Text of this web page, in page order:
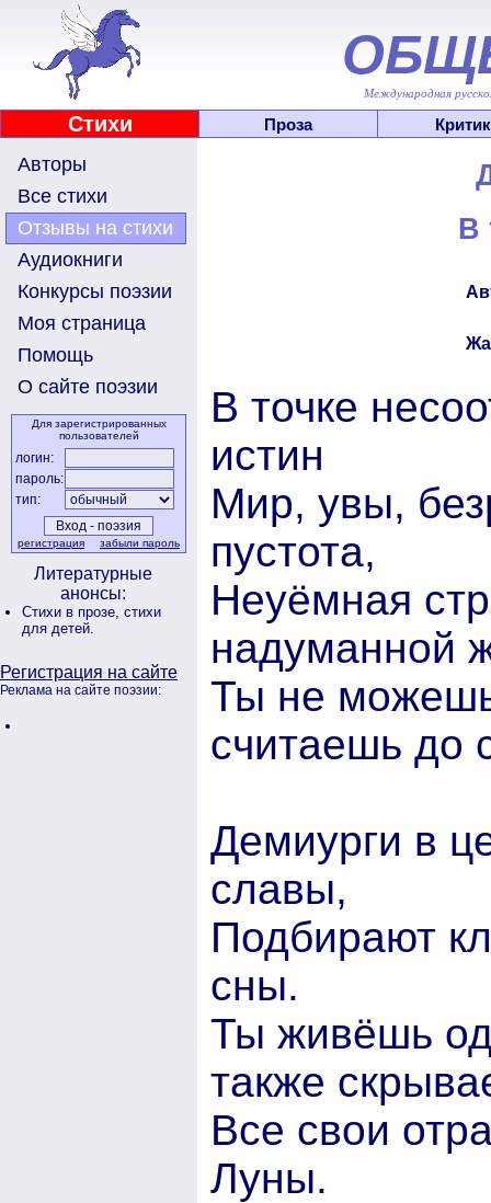
Международная
Стихи Проза
Авторы
Все стихи
Отзывы на стихи
Аудиокниги
Конкурсы поэзии
Моя страница
Помощь
О сайте поэзии
Для зарегистрированных
пользователей
логин:
пароль:
тип:
регистрация забыли пароль
Литературные
анонсы:
Стихи в прозе, стихи
для детей.
Регистрация на сайте
Реклама на сайте поэзии:
В
В точке
истин
Мир, увы,
пустота,
Неуёмная
надуманной
Ты не
считаешь до
Демиурги в
славы,
Подбирают
сны.
Ты живёшь
также
Все свои
Луны.